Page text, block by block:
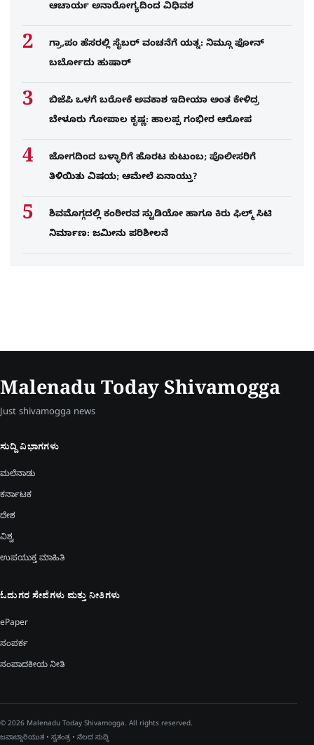
ಆಚಾರ್ಯ ಅನಾರೋಗ್ಯದಿಂದ ವಿಧಿವಶ
ಗ್ರಾ,ಪಂ ಹೆಸರಲ್ಲಿ ಸೈಬ‌ರ್ ವಂಚನೆಗೆ ಯತ್ನ: ನಿಮ್ಗೂ ಫೋನ್​
ಬರ್ಬೋದು ಹುಷಾರ್​​
ಬಿಜೆಪಿ ಒಳಗೆ ಬರೋಕೆ ಅವಕಾಶ ಇದೀಯಾ ಅಂತ ಕೇಳಿದ್ರ
ಬೇಳೂರು ಗೋಪಾಲ ಕೃಷ್ಣ: ಹಾಲಪ್ಪ ಗಂಭೀರ ಆರೋಪ
ಜೋಗದಿಂದ ಬಳ್ಳಾರಿಗೆ ಹೊರಟ ಕುಟುಂಬ; ಪೊಲೀಸರಿಗೆ
ತಿಳಿಯಿತು ವಿಷಯ; ಆಮೇಲೆ ಏನಾಯ್ತು?
ಶಿವಮೊಗ್ಗದಲ್ಲಿ ಕಂಠೀರವ ಸ್ಟುಡಿಯೋ ಹಾಗೂ ಕಿರು ಫಿಲ್ಮ್ ಸಿಟಿ
ನಿರ್ಮಾಣ: ಜಮೀನು ಪರಿಶೀಲನೆ
Malenadu Today Shivamogga
Just shivamogga news
ಸುದ್ದಿ ವಿಭಾಗಗಳು
ಮಲೆನಾಡು
ಕರ್ನಾಟಕ
ದೇಶ
ವಿಶ್ವ
ಉಪಯುಕ್ತ ಮಾಹಿತಿ
ಓದುಗರ ಸೇವೆಗಳು ಮತ್ತು ನೀತಿಗಳು
ePaper
ಸಂಪರ್ಕ
ಸಂಪಾದಕೀಯ ನೀತಿ
© 2026 Malenadu Today Shivamogga. All rights reserved.
ಜವಾಬ್ದಾರಿಯುತ • ಸ್ವತಂತ್ರ • ನೆಲದ ಸುದ್ದಿ